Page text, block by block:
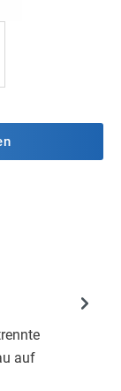
auf